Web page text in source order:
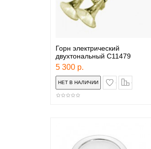
Горн электрический
двухтональный С11479
5 300 р.
в закладки